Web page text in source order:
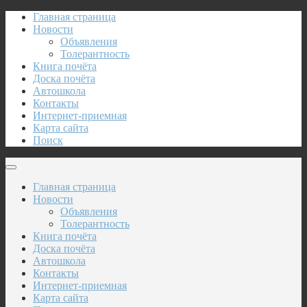
Главная страница
Новости
Объявления
Толерантность
Книга почёта
Доска почёта
Автошкола
Контакты
Интернет-приемная
Карта сайта
Поиск
Главная страница
Новости
Объявления
Толерантность
Книга почёта
Доска почёта
Автошкола
Контакты
Интернет-приемная
Карта сайта